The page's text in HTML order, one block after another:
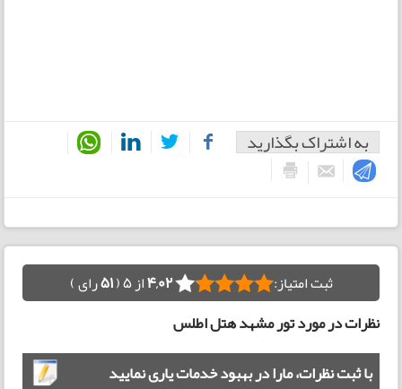
به اشتراک بگذارید
ثبت امتیاز: 4,02از 5 ( 51رای )
نظرات در مورد تور مشهد هتل اطلس
با ثبت نظرات، مارا در بهبود خدمات یاری نمایید